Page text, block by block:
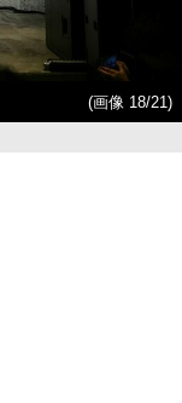
(画像 18/21)